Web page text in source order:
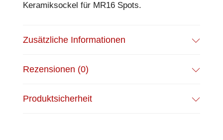
Keramiksockel für MR16 Spots.
Zusätzliche Informationen
Rezensionen (0)
Produktsicherheit